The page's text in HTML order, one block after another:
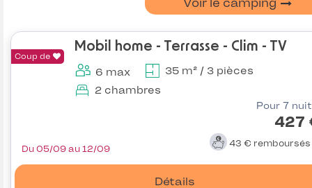
Voir le camping
Coup de
Mobil home - Terrasse - Clim - TV
6 max
35 m² / 3 pièces
2 chambres
Pour 7
427
43 € remboursés
Détails
Du 05/09 au 12/09